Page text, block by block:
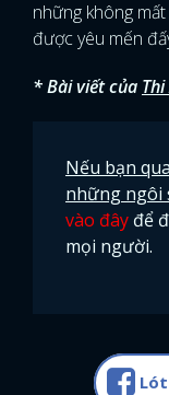
những không
được yêu mến
* Bài viết của
Nếu bạn
những ngôi
vào đây để
mọi người.